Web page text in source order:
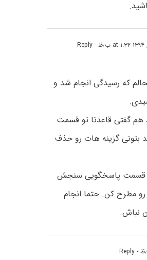
- Reply
که رسیدگی انجام شد و
هم گفتی قاعدتا تو قسمت
بتونی گزینه هات رو حذف
قسمت پاسخگویی سنجش
مطرح کن. حتما انجام
نباش.
- Reply